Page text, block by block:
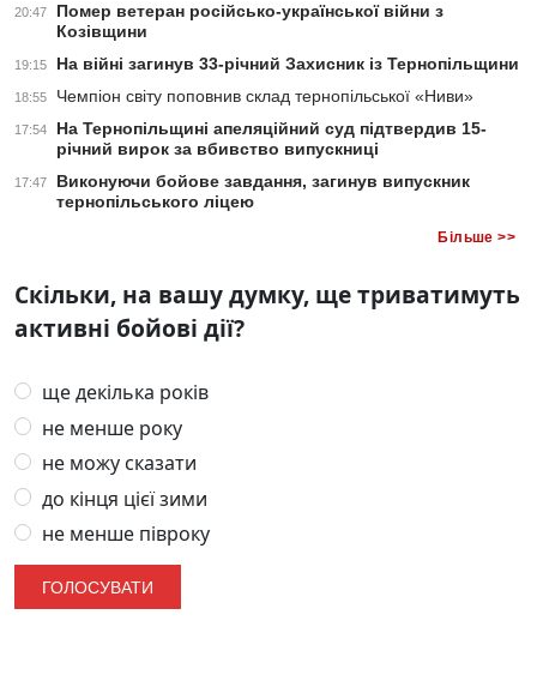
20:47
Помер ветеран російсько-української війни з
Козівщини
19:15 На війні загинув 33-річний Захисник із Тернопільщини
18:55 Чемпіон світу поповнив склад тернопільської «Ниви»
17:54
На Тернопільщині апеляційний суд підтвердив 15-
річний вирок за вбивство випускниці
17:47
Виконуючи бойове завдання, загинув випускник
тернопільського ліцею
Більше >>
Скільки, на вашу думку, ще триватимуть
активні бойові дії?
ще декілька років
не менше року
не можу сказати
до кінця цієї зими
не менше півроку